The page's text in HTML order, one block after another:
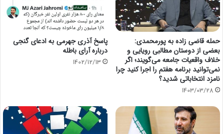
حمله قاضی زاده به پورمحمدی:
بعضی از دوستان مطالبی رویایی و
خلاف واقعیات جامعه می‌گویند؛ اگر
نمی‌توانید برنامه هفتم را اجرا کنید چرا
نامزد انتخاباتی شدید؟
1403/03/28
پاسخ آذری جهرمی به ادعای گنجی
درباره آرای باطله
1402/12/13